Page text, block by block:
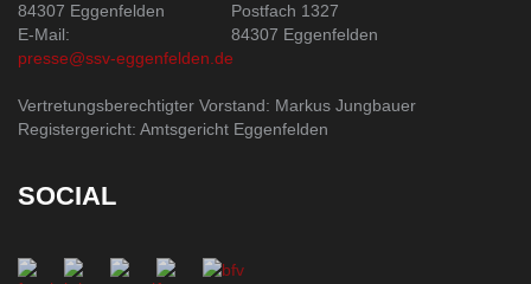
84307 Eggenfelden
E-Mail:
presse@ssv-eggenfelden.de
Postfach 1327
84307 Eggenfelden
Vertretungsberechtigter Vorstand: Markus Jungbauer
Registergericht: Amtsgericht Eggenfelden
SOCIAL